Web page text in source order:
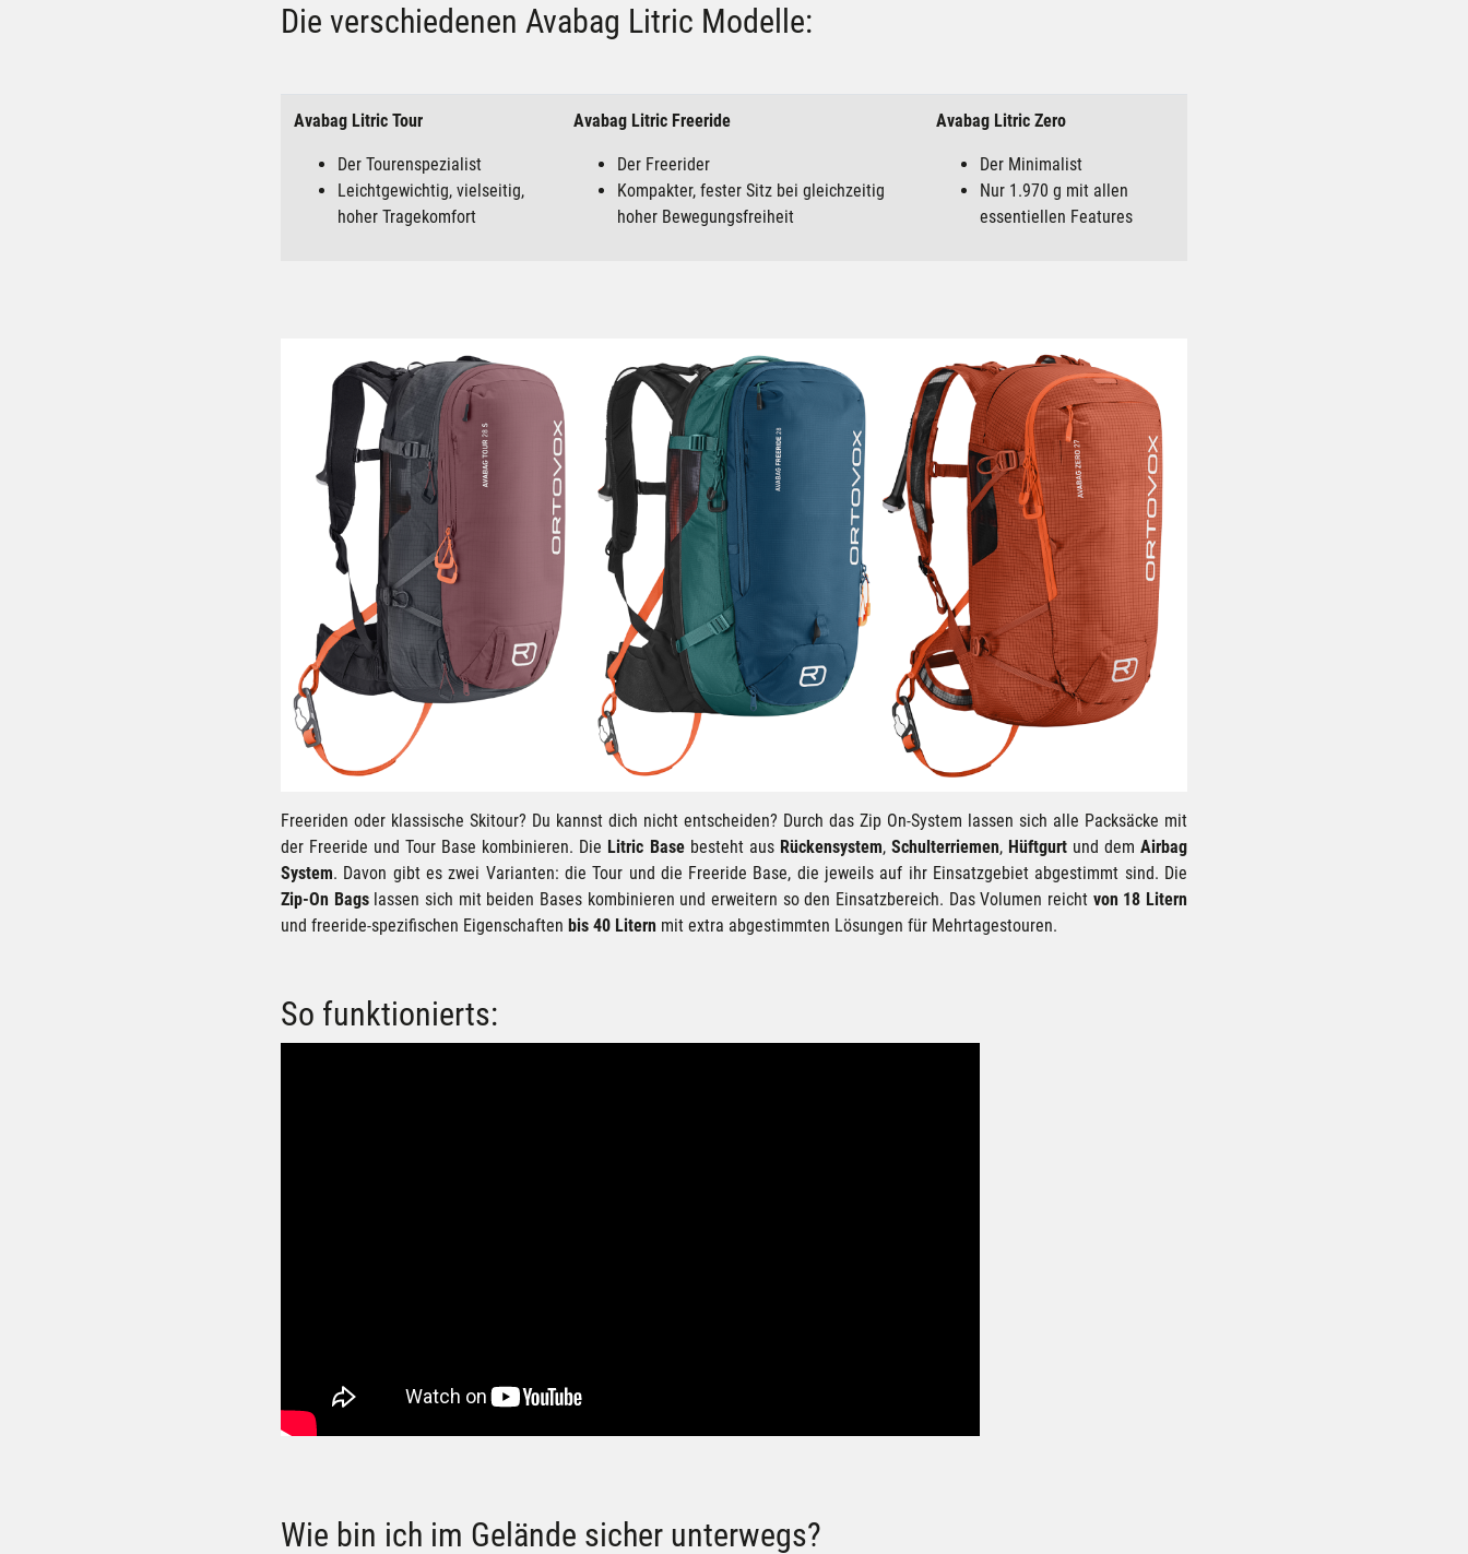
Die verschiedenen Avabag Litric Modelle:
Avabag Litric Tour
Der Tourenspezialist
Leichtgewichtig, vielseitig,
hoher Tragekomfort
Avabag Litric Freeride
Der Freerider
Kompakter, fester Sitz bei gleichzeitig
hoher Bewegungsfreiheit
Avabag Litric Zero
Der Minimalist
Nur 1.970 g mit allen
essentiellen Features
Freeriden oder klassische Skitour? Du kannst dich nicht entscheiden? Durch das Zip On-System lassen sich alle Packsäcke mit
der Freeride und Tour Base kombinieren. Die Litric Basebesteht aus Rückensystem, Schulterriemen, Hüftgurtund dem Airbag
System. Davon gibt es zwei Varianten: die Tour und die Freeride Base, die jeweils auf ihr Einsatzgebiet abgestimmt sind. Die
Zip-On Bagslassen sich mit beiden Bases kombinieren und erweitern so den Einsatzbereich. Das Volumen reicht von 18 Litern
und freeride-spezifischen Eigenschaften bis 40 Litern mit extra abgestimmten Lösungen für Mehrtagestouren.
So funktionierts:
Wie bin ich im Gelände sicher unterwegs?